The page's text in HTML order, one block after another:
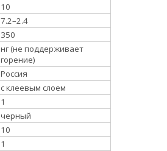
10
7.2–2.4
350
нг (не поддерживает
горение)
Россия
с клеевым слоем
1
черный
10
1